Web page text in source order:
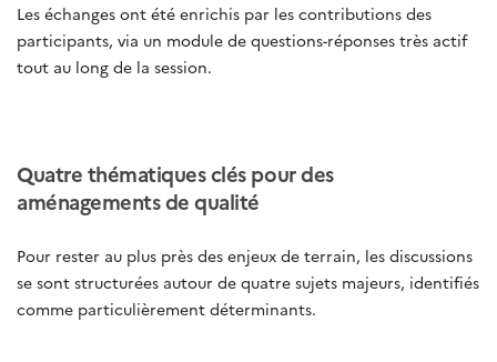
Les échanges ont été enrichis par les contributions des
participants, via un module de questions-réponses très actif
tout au long de la session.
Quatre thématiques clés pour des
aménagements de qualité
Pour rester au plus près des enjeux de terrain, les discussions
se sont structurées autour de quatre sujets majeurs, identifiés
comme particulièrement déterminants.